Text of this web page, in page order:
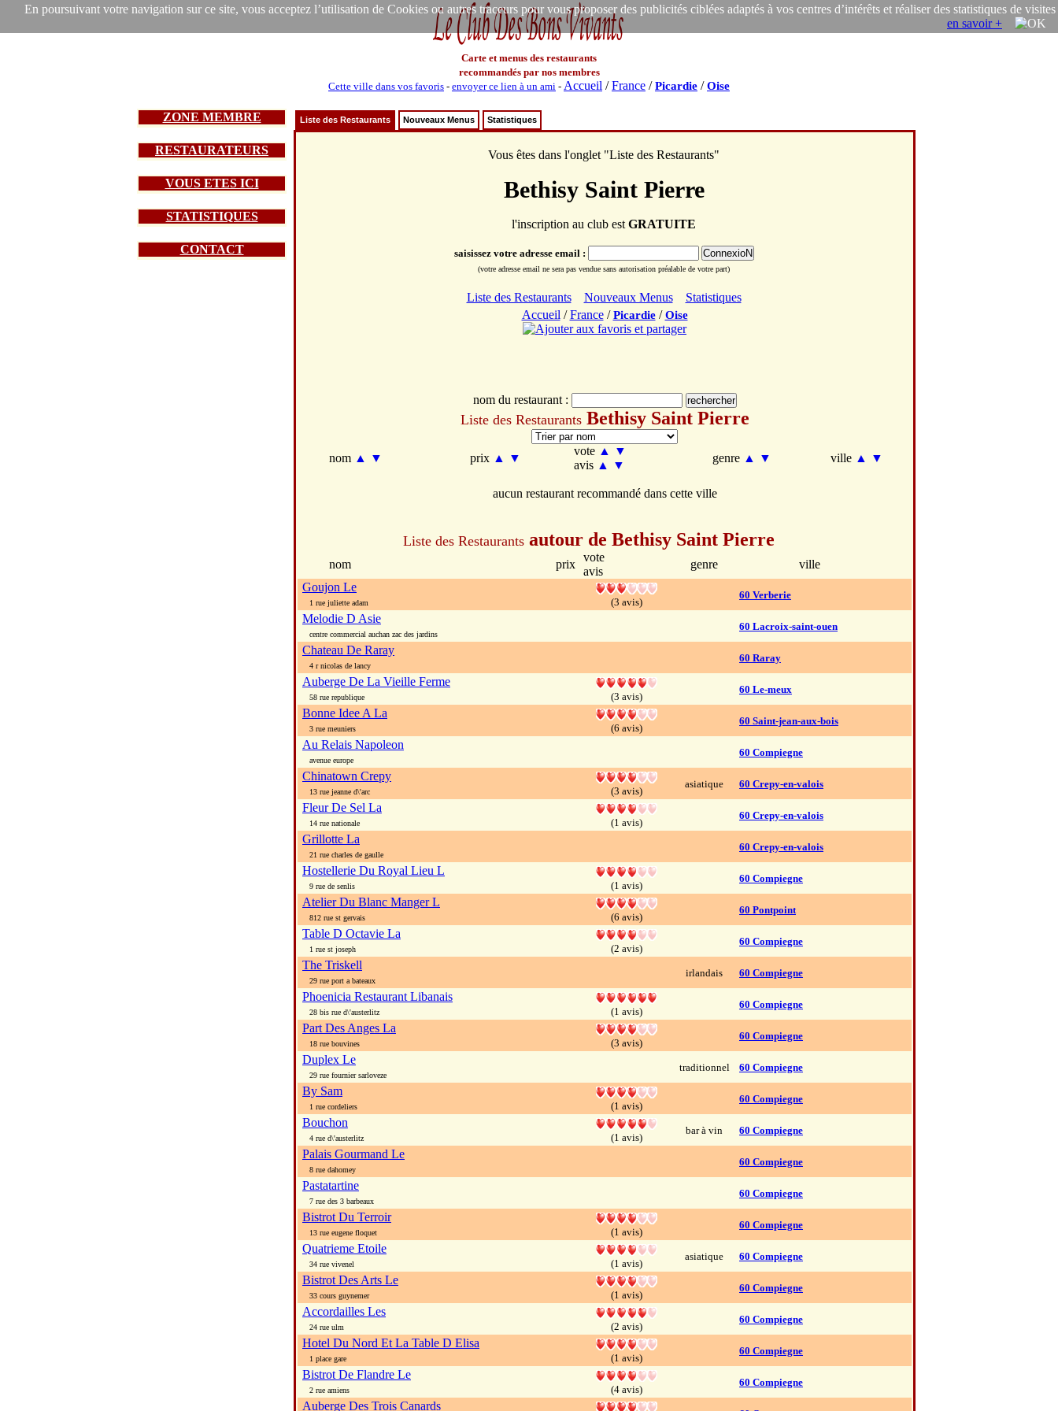
En poursuivant votre navigation sur ce site, vous acceptez l’utilisation de Cookies ou autres traceurs pour vous proposer des publicités ciblées adaptés à vos centres d’intérêts et réaliser des statistiques de visites
en savoir +
Carte et menus des restaurants
recommandés par nos membres
Cette ville dans vos favoris - envoyer ce lien à un ami - Accueil /France /Picardie /Oise
ZONE MEMBRE
RESTAURATEURS
VOUS ETES ICI
STATISTIQUES
CONTACT
Liste des Restaurants Nouveaux Menus Statistiques
Vous êtes dans l'onglet "Liste des Restaurants"
Bethisy Saint Pierre
l'inscription au club est GRATUITE
saisissez votre adresse email :
(votre adresse email ne sera pas vendue sans autorisation préalable de votre part)
Liste des Restaurants Nouveaux Menus
Statistiques
Accueil /France/Picardie/Oise
nom du restaurant :
Liste des Restaurants Bethisy Saint Pierre
nom ▲ ▼ prix ▲ ▼
vote ▲
▼
avis ▲ ▼
genre ▲ ▼ ville ▲ ▼
aucun restaurant recommandé dans cette ville
Liste des Restaurants autour de Bethisy Saint Pierre
nom prix
vote
avis
genre
ville
Goujon Le
1 rue juliette adam (3 avis)
60 Verberie
Melodie D Asie
centre commercial auchan zac des jardins
60 Lacroix-saint-ouen
Chateau De Raray
4 r nicolas de lancy
60 Raray
Auberge De La Vieille Ferme
58 rue republique (3 avis)
60 Le-meux
Bonne Idee A La
3 rue meuniers (6 avis)
60 Saint-jean-aux-bois
Au Relais Napoleon
avenue europe
60 Compiegne
Chinatown Crepy
13 rue jeanne d\'arc (3 avis)
asiatique 60 Crepy-en-valois
Fleur De Sel La
14 rue nationale (1 avis)
60 Crepy-en-valois
Grillotte La
21 rue charles de gaulle
60 Crepy-en-valois
Hostellerie Du Royal Lieu L
9 rue de senlis (1 avis)
60 Compiegne
Atelier Du Blanc Manger L
812 rue st gervais (6 avis)
60 Pontpoint
Table D Octavie La
1 rue st joseph (2 avis)
60 Compiegne
The Triskell
29 rue port a bateaux
irlandais 60 Compiegne
Phoenicia Restaurant Libanais
28 bis rue d\'austerlitz (1 avis)
60 Compiegne
Part Des Anges La
18 rue bouvines (3 avis)
60 Compiegne
Duplex Le
29 rue fournier sarloveze
traditionnel 60 Compiegne
By Sam
1 rue cordeliers (1 avis)
60 Compiegne
Bouchon
4 rue d\'austerlitz (1 avis)
bar à vin 60 Compiegne
Palais Gourmand Le
8 rue dahomey
60 Compiegne
Pastatartine
7 rue des 3 barbeaux
60 Compiegne
Bistrot Du Terroir
13 rue eugene floquet (1 avis)
60 Compiegne
Quatrieme Etoile
34 rue vivenel (1 avis)
asiatique 60 Compiegne
Bistrot Des Arts Le
33 cours guynemer (1 avis)
60 Compiegne
Accordailles Les
24 rue ulm (2 avis)
60 Compiegne
Hotel Du Nord Et La Table D Elisa
1 place gare (1 avis)
60 Compiegne
Bistrot De Flandre Le
2 rue amiens (4 avis)
60 Compiegne
Auberge Des Trois Canards